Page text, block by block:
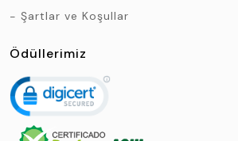
Şartlar ve Koşullar
Ödüllerimiz